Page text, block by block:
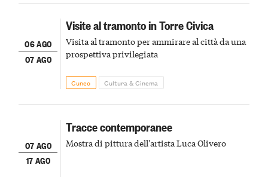
06 AGO
07 AGO
Visite al tramonto in Torre Civica
Visita al tramonto per ammirare al città da una
prospettiva privilegiata
Cuneo Cultura & Cinema
07 AGO
17 AGO
Tracce contemporanee
Mostra di pittura dell'artista Luca Olivero